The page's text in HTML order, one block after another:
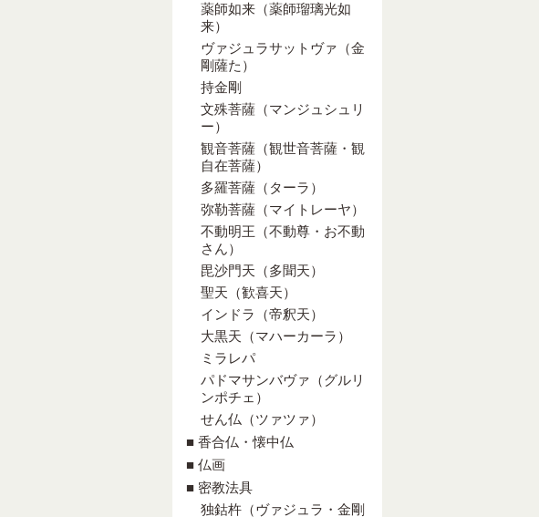
薬師如来（薬師瑠璃光如
来）
ヴァジュラサットヴァ（金
剛薩た）
持金剛
文殊菩薩（マンジュシュリ
ー）
観音菩薩（観世音菩薩・観
自在菩薩）
多羅菩薩（ターラ）
弥勒菩薩（マイトレーヤ）
不動明王（不動尊・お不動
さん）
毘沙門天（多聞天）
聖天（歓喜天）
インドラ（帝釈天）
大黒天（マハーカーラ）
ミラレパ
パドマサンバヴァ（グルリ
ンポチェ）
せん仏（ツァツァ）
■ 香合仏・懐中仏
■ 仏画
■ 密教法具
独鈷杵（ヴァジュラ・金剛